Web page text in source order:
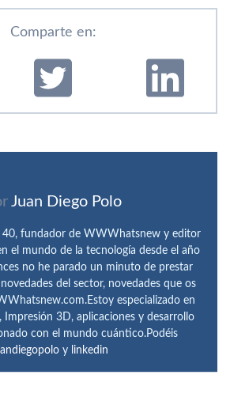
Comparte en:
Juan Diego Polo
40, fundador de WWWhatsnew y editor
el mundo de la tecnología desde el año
no he parado un minuto de prestar
del sector, novedades que os
especializado en
Impresión 3D, aplicaciones y desarrollo
con el mundo cuántico.Podéis
y linkedin